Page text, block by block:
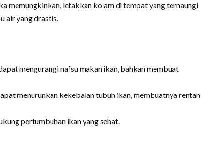
memungkinkan, letakkan kolam di tempat yang ternaungi
air yang drastis.
mengurangi nafsu makan ikan, bahkan membuat
menurunkan kekebalan tubuh ikan, membuatnya rentan
pertumbuhan ikan yang sehat.